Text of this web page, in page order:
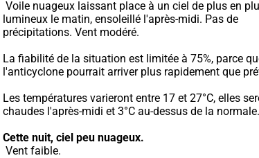
lumineux le matin, ensoleillé l'après-midi. Pas de
précipitations. Vent modéré.
La fiabilité de la situation est limitée à 75%, parce
l'anticyclone pourrait arriver plus rapidement que
Les températures varieront entre 17 et 27°C, elles
chaudes l'après-midi et 3°C au-dessus de la normale.
Cette nuit, ciel peu nuageux.
Vent faible.